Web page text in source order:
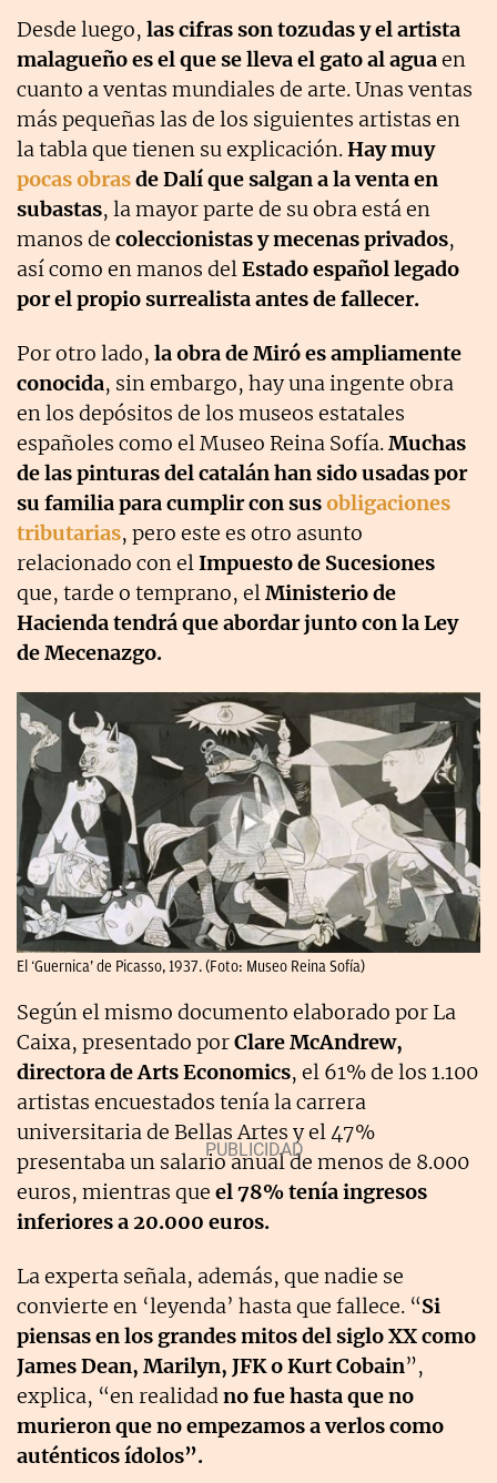
Desde luego, las cifras son tozudas y el artista
malagueño es el que se lleva el gato al aguaen
cuanto a ventas mundiales de arte. Unas ventas
más pequeñas las de los siguientes artistas en
la tabla que tienen su explicación.Hay muy
pocas obrasde Dalí que salgan a la venta en
subastas, la mayor parte de su obra está en
manos de coleccionistas y mecenas privados,
así como en manos delEstado español legado
por el propio surrealista antes de fallecer.
Por otro lado, la obra de Miró es ampliamente
conocida, sin embargo, hay una ingente obra
en los depósitos de los museos estatales
españoles como el Museo Reina Sofía.Muchas
de las pinturas del catalán han sido usadas por
su familia para cumplir con susobligaciones
tributarias, pero este es otro asunto
relacionado con elImpuesto de Sucesiones
que, tarde o temprano, elMinisterio de
Hacienda tendrá que abordar junto con la Ley
de Mecenazgo.
El ‘Guernica’ de Picasso, 1937. (Foto: Museo Reina Sofía)
Según el mismo documento elaborado por La
Caixa, presentado porClare McAndrew,
directora de Arts Economics, el 61% de los 1.100
artistas encuestados tenía la carrera
universitaria de Bellas Artes y el 47%
presentaba un salario anual de menos de 8.000
euros, mientras que el 78% tenía ingresos
inferiores a 20.000 euros.
La experta señala, además, que nadie se
convierte en ‘leyenda’ hasta que fallece. “Si
piensas en los grandes mitos del siglo XX como
James Dean, Marilyn, JFK o Kurt Cobain”,
explica, “en realidadno fue hasta que no
murieron que no empezamos a verlos como
auténticos ídolos”.